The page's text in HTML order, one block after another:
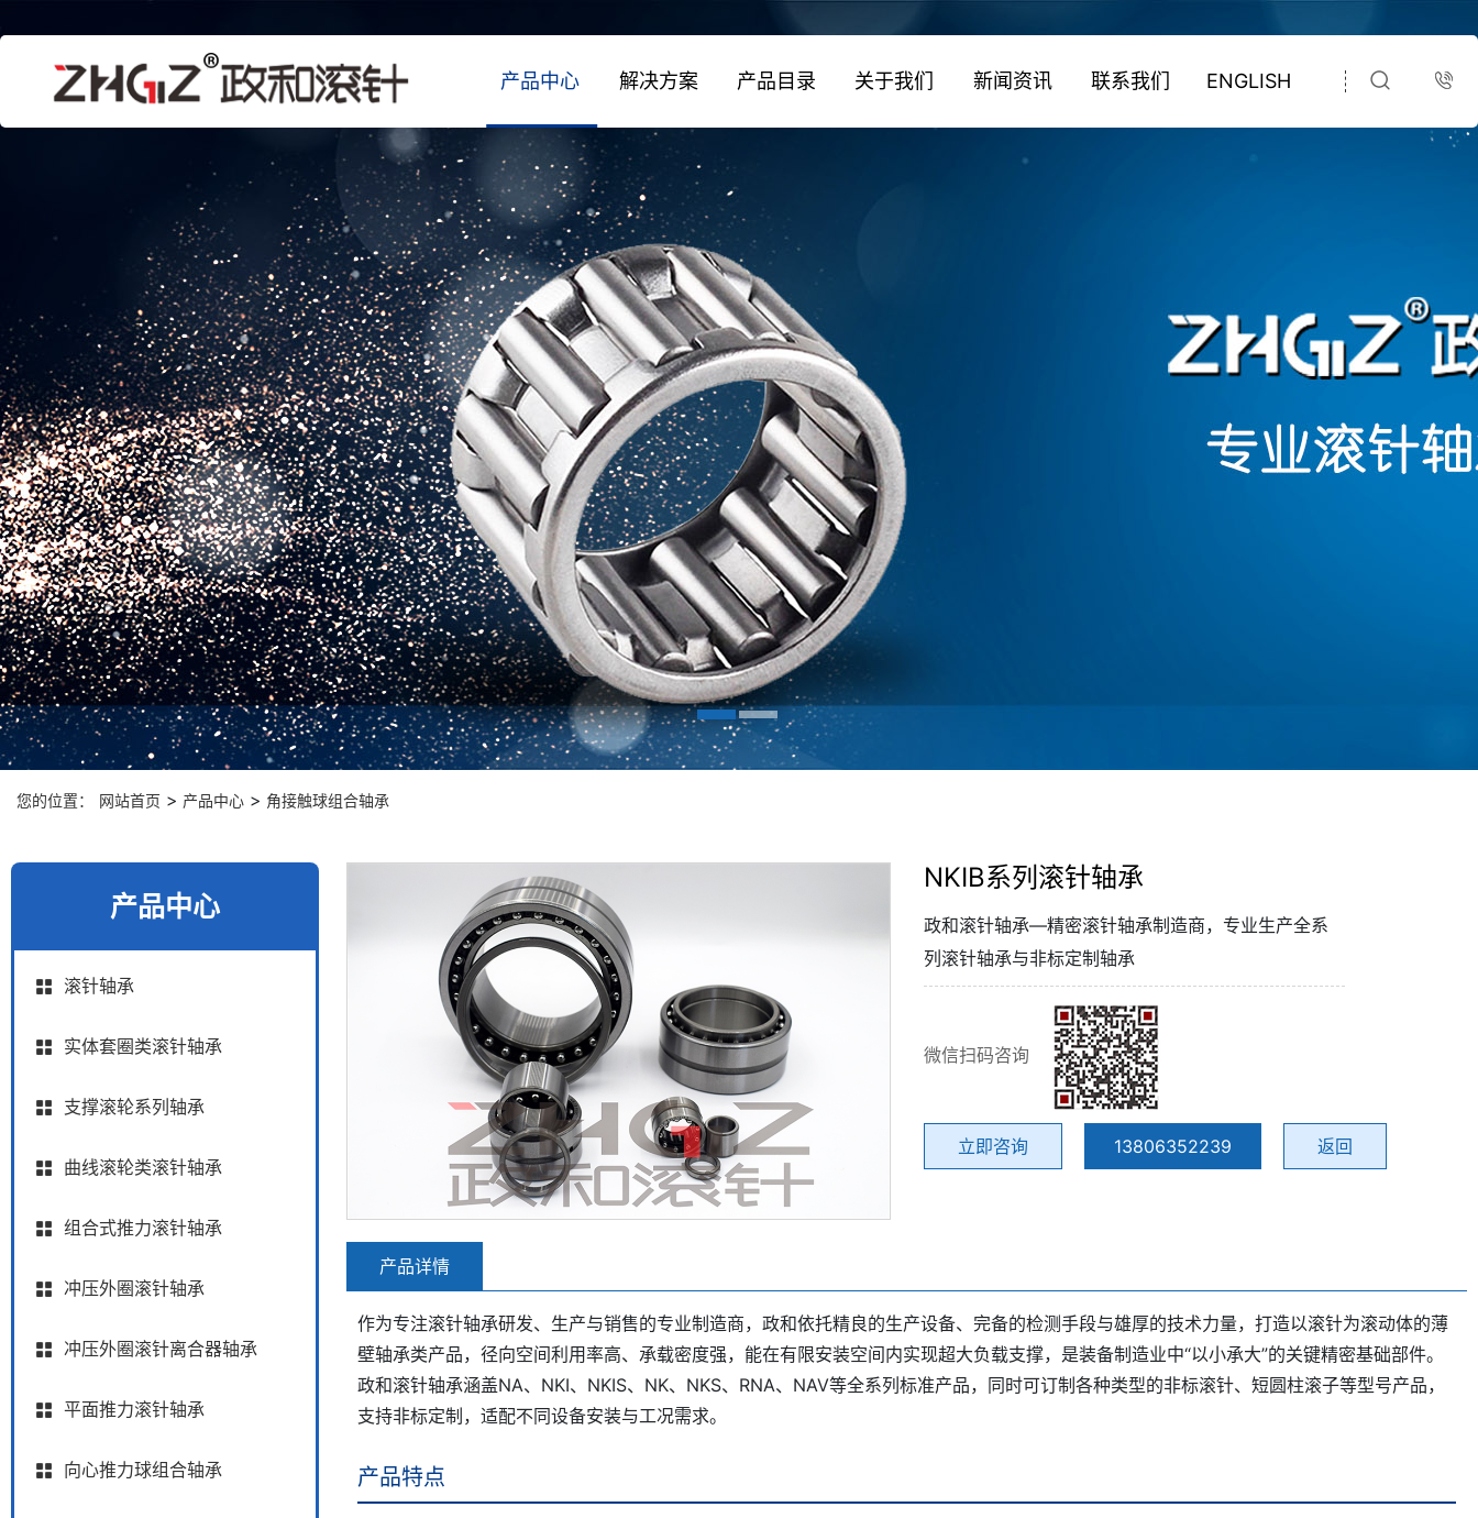
产品中心 解决方案 产品目录 关于我们 新闻资讯 联系我们 ENGLISH
您的位置： 网站首页 > 产品中心 > 角接触球组合轴承
产品中心
滚针轴承
实体套圈类滚针轴承
支撑滚轮系列轴承
曲线滚轮类滚针轴承
组合式推力滚针轴承
冲压外圈滚针轴承
冲压外圈滚针离合器轴承
平面推力滚针轴承
向心推力球组合轴承
NKIB系列滚针轴承
政和滚针轴承—精密滚针轴承制造商，专业生产全系
列滚针轴承与非标定制轴承
微信扫码咨询
立即咨询 13806352239 返回
产品详情
作为专注滚针轴承研发、生产与销售的专业制造商，政和依托精良的生产设备、完备的检测手段与雄厚的技术力量，打造以滚针为滚动体的薄
壁轴承类产品，径向空间利用率高、承载密度强，能在有限安装空间内实现超大负载支撑，是装备制造业中“以小承大”的关键精密基础部件。
政和滚针轴承涵盖NA、NKI、NKIS、NK、NKS、RNA、NAV等全系列标准产品，同时可订制各种类型的非标滚针、短圆柱滚子等型号产品，
支持非标定制，适配不同设备安装与工况需求。
产品特点